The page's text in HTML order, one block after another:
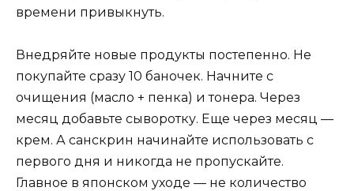
времени привыкнуть.
Внедряйте новые продукты постепенно. Не
покупайте сразу 10 баночек. Начните с
очищения (масло + пенка) и тонера. Через
месяц добавьте сыворотку. Еще через месяц —
крем. А санскрин начинайте использовать с
первого дня и никогда не пропускайте.
Главное в японском уходе — не количество